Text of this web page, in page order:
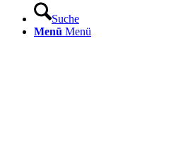
Suche
Menü Menü